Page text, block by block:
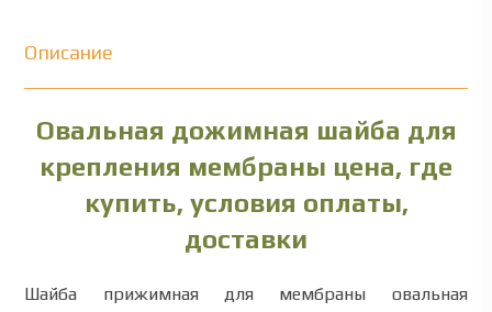
Описание
Овальная дожимная шайба для
крепления мембраны цена, где
купить, условия оплаты,
доставки
Шайба прижимная для мембраны овальная